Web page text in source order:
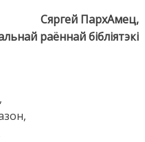
Сяргей ПархАмец,
раённай бібліятэкі